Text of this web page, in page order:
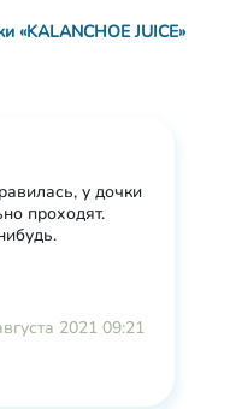
«KALANCHOE JUICE»
у дочки
проходят.
2021 09:21